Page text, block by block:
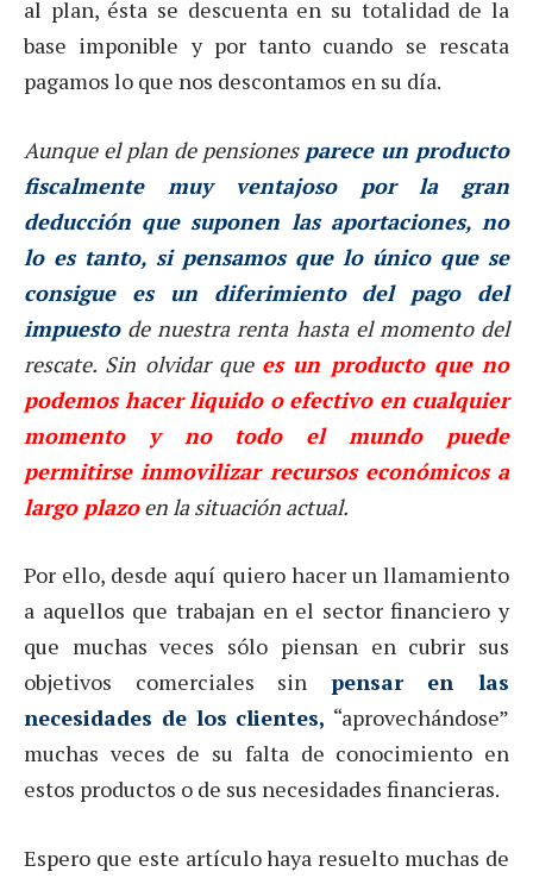
al plan, ésta se descuenta en su totalidad de la
base imponible y por tanto cuando se rescata
pagamos lo que nos descontamos en su día.
Aunque el plan de pensiones parece un producto
fiscalmente muy ventajoso por la gran
deducción que suponen las aportaciones, no
lo es tanto, si pensamos que lo único que se
consigue es un diferimiento del pago del
impuestode nuestra renta hasta el momento del
rescate. Sin olvidar que es un producto que no
podemos hacer liquido o efectivo en cualquier
momento y no todo el mundo puede
permitirse inmovilizar recursos económicos a
largo plazoen la situación actual.
Por ello, desde aquí quiero hacer un llamamiento
a aquellos que trabajan en el sector financiero y
que muchas veces sólo piensan en cubrir sus
objetivos comerciales sin pensar en las
necesidades de los clientes, “aprovechándose”
muchas veces de su falta de conocimiento en
estos productos o de sus necesidades financieras.
Espero que este artículo haya resuelto muchas de